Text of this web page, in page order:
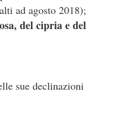
ad agosto 2018);
del cipria e del
sue declinazioni